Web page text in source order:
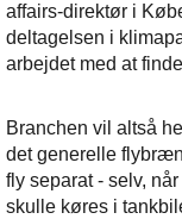
affairs-direktør i
deltagelsen i
arbejdet med at
Branchen vil altså
det generelle
fly separat - selv,
skulle køres i